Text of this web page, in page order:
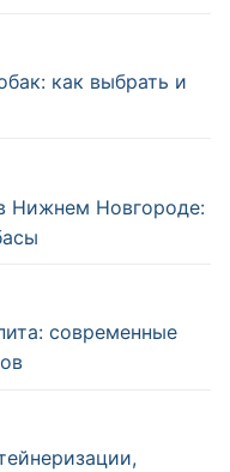
как выбрать и
Нижнем Новгороде:
современные